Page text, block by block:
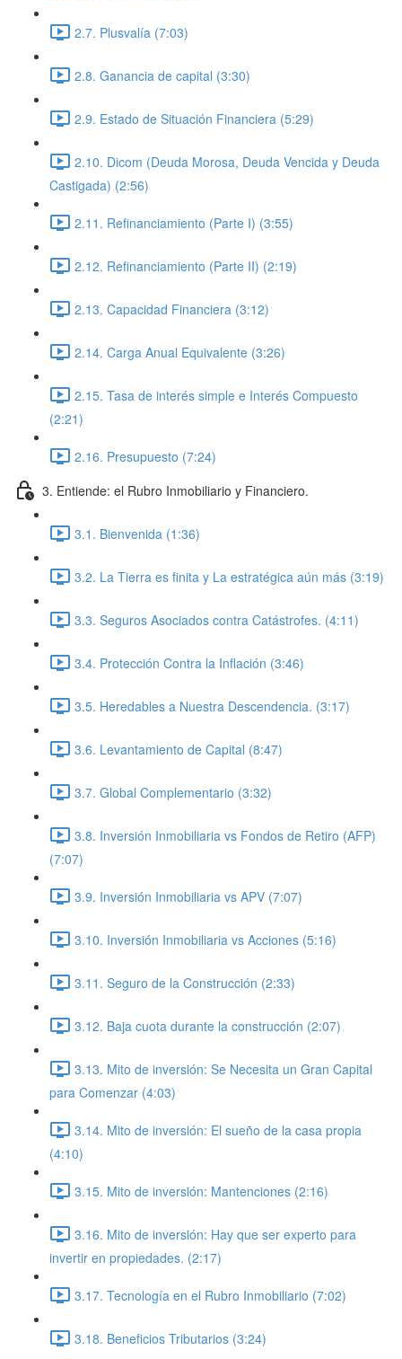
2.7. Plusvalía (7:03)
2.8. Ganancia de capital (3:30)
2.9. Estado de Situación Financiera (5:29)
2.10. Dicom (Deuda Morosa, Deuda Vencida y Deuda
Castigada) (2:56)
2.11. Refinanciamiento (Parte I) (3:55)
2.12. Refinanciamiento (Parte II) (2:19)
2.13. Capacidad Financiera (3:12)
2.14. Carga Anual Equivalente (3:26)
2.15. Tasa de interés simple e Interés Compuesto
(2:21)
2.16. Presupuesto (7:24)
3. Entiende: el Rubro Inmobiliario y Financiero.
3.1. Bienvenida (1:36)
3.2. La Tierra es finita y La estratégica aún más (3:19)
3.3. Seguros Asociados contra Catástrofes. (4:11)
3.4. Protección Contra la Inflación (3:46)
3.5. Heredables a Nuestra Descendencia. (3:17)
3.6. Levantamiento de Capital (8:47)
3.7. Global Complementario (3:32)
3.8. Inversión Inmobiliaria vs Fondos de Retiro (AFP)
(7:07)
3.9. Inversión Inmobiliaria vs APV (7:07)
3.10. Inversión Inmobiliaria vs Acciones (5:16)
3.11. Seguro de la Construcción (2:33)
3.12. Baja cuota durante la construcción (2:07)
3.13. Mito de inversión: Se Necesita un Gran Capital
para Comenzar (4:03)
3.14. Mito de inversión: El sueño de la casa propia
(4:10)
3.15. Mito de inversión: Mantenciones (2:16)
3.16. Mito de inversión: Hay que ser experto para
invertir en propiedades. (2:17)
3.17. Tecnología en el Rubro Inmobiliario (7:02)
3.18. Beneficios Tributarios (3:24)